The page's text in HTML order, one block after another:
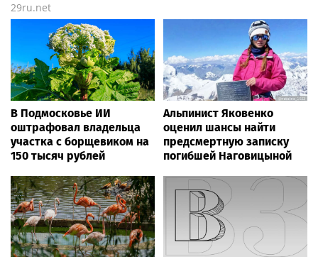
29ru.net
В Подмосковье ИИ
оштрафовал владельца
участка с борщевиком на
150 тысяч рублей
Альпинист Яковенко
оценил шансы найти
предсмертную записку
погибшей Наговицыной